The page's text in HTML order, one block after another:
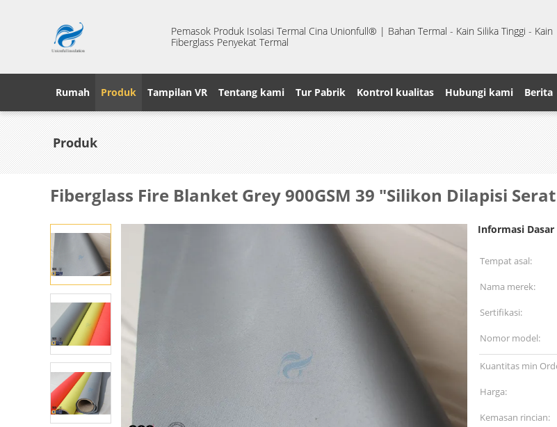
Pemasok Produk Isolasi Termal Cina Unionfull® | Bahan Termal - Kain Silika Tinggi - Kain
Fiberglass Penyekat Termal
Rumah Produk Tampilan VR Tentang kami Tur Pabrik Kontrol kualitas Hubungi kami Berita
Produk
Fiberglass Fire Blanket Grey 900GSM 39 "Silikon Dilapisi
Informasi Dasar
Tempat asal:
Nama merek:
Sertifikasi:
Nomor model:
Kuantitas min
Harga:
Kemasan rincian: